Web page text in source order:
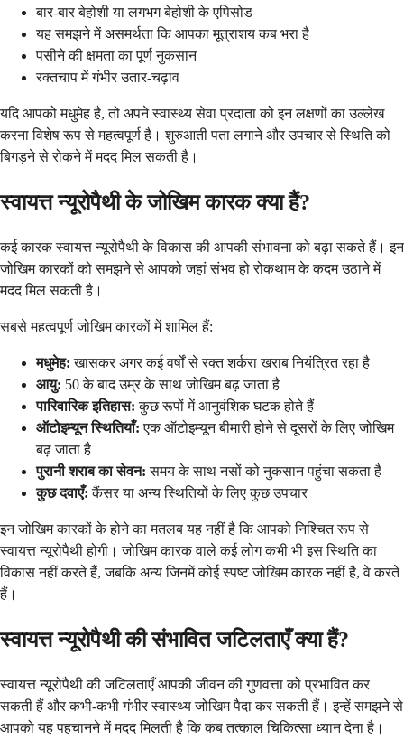
बार-बार बेहोशी या लगभग बेहोशी के एपिसोड
यह समझने में असमर्थता कि आपका मूत्राशय कब भरा है
पसीने की क्षमता का पूर्ण नुकसान
रक्तचाप में गंभीर उतार-चढ़ाव
यदि आपको मधुमेह है, तो अपने स्वास्थ्य सेवा प्रदाता को इन लक्षणों का उल्लेख
करना विशेष रूप से महत्वपूर्ण है। शुरुआती पता लगाने और उपचार से स्थिति को
बिगड़ने से रोकने में मदद मिल सकती है।
स्वायत्त न्यूरोपैथी के जोखिम कारक क्या हैं?
कई कारक स्वायत्त न्यूरोपैथी के विकास की आपकी संभावना को बढ़ा सकते हैं। इन
जोखिम कारकों को समझने से आपको जहां संभव हो रोकथाम के कदम उठाने में
मदद मिल सकती है।
सबसे महत्वपूर्ण जोखिम कारकों में शामिल हैं:
मधुमेह: खासकर अगर कई वर्षों से रक्त शर्करा खराब नियंत्रित रहा है
आयु: 50 के बाद उम्र के साथ जोखिम बढ़ जाता है
पारिवारिक इतिहास: कुछ रूपों में आनुवंशिक घटक होते हैं
ऑटोइम्यून स्थितियाँ: एक ऑटोइम्यून बीमारी होने से दूसरों के लिए जोखिम
बढ़ जाता है
पुरानी शराब का सेवन: समय के साथ नसों को नुकसान पहुंचा सकता है
कुछ दवाएँ: कैंसर या अन्य स्थितियों के लिए कुछ उपचार
इन जोखिम कारकों के होने का मतलब यह नहीं है कि आपको निश्चित रूप से
स्वायत्त न्यूरोपैथी होगी। जोखिम कारक वाले कई लोग कभी भी इस स्थिति का
विकास नहीं करते हैं, जबकि अन्य जिनमें कोई स्पष्ट जोखिम कारक नहीं है, वे करते
हैं।
स्वायत्त न्यूरोपैथी की संभावित जटिलताएँ क्या हैं?
स्वायत्त न्यूरोपैथी की जटिलताएँ आपकी जीवन की गुणवत्ता को प्रभावित कर
सकती हैं और कभी-कभी गंभीर स्वास्थ्य जोखिम पैदा कर सकती हैं। इन्हें समझने से
आपको यह पहचानने में मदद मिलती है कि कब तत्काल चिकित्सा ध्यान देना है।